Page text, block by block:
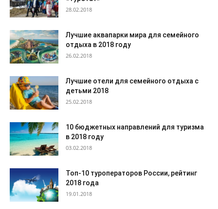
28.02.2018
Лучшие аквапарки мира для семейного
отдыха в 2018 году
26.02.2018
Лучшие отели для семейного отдыха с
детьми 2018
25.02.2018
10 бюджетных направлений для туризма
в 2018 году
03.02.2018
Топ-10 туроператоров России, рейтинг
2018 года
19.01.2018